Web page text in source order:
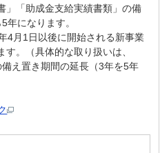
」「助成金支給実績書類」の備
年になります。
4月1日以後に開始される新事業
。（具体的な取り扱いは、
備え置き期間の延長（3年を5年